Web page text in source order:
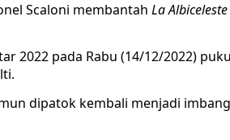
Scaloni membantah La Albiceleste
2022 pada Rabu (14/12/2022)
dipatok kembali menjadi